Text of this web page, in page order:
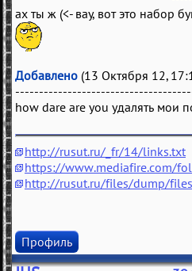
ах ты ж (<- вау, вот это набор
Добавлено (13 Октября 12,
how dare are you удалять мои
http://rusut.ru/_fr/14/links.txt
https://www.mediafire.com/
http://rusut.ru/files/dump/
Профиль